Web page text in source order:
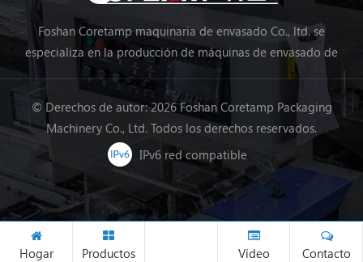
Foshan Coretamp maquinaria de envasado Co., ltd. se
especializa en la producción de máquinas de envasado de
almohadas, máquinas de envasado vertical, máquinas de
envasado en línea de procesamiento de alimentos, máquinas
de envasado de verduras, máquinas de embalaje, etc.
© Derechos de autor: 2026 Foshan Coretamp Packaging
Machinery Co., Ltd. Todos los derechos reservados.
IPv6 red compatible
Hogar Productos Vídeo Contacto